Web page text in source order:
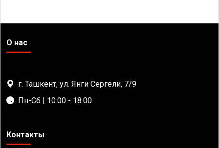
О нас
г. Ташкент, ул. Янги Сергели, 7/9
Пн-Сб | 10:00 - 18:00
Контакты